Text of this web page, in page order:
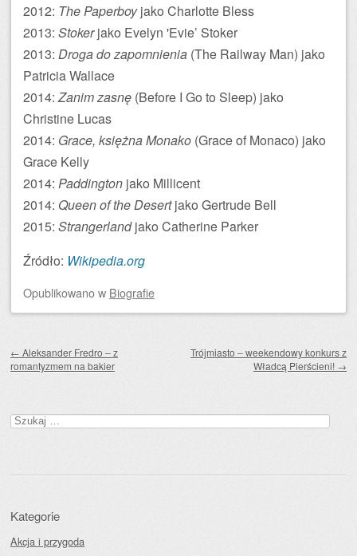
2012: The Paperboyjako Charlotte Bless
2013: Stokerjako Evelyn 'Evie’ Stoker
2013: Droga do zapomnienia (The Railway Man) jako
Patricia Wallace
2014:Zanim zasnę (Before I Go to Sleep) jako
Christine Lucas
2014: Grace, księżna Monako (Grace of Monaco) jako
Grace Kelly
2014: Paddington jako Millicent
2014: Queen of the Desertjako Gertrude Bell
2015: Strangerlandjako Catherine Parker
Źródło: Wikipedia.org
Opublikowanow Biografie
← Aleksander Fredro – z
romantyzmem na bakier
Trójmiasto – weekendowy konkurs z
Władcą Pierścieni! →
Szukaj:
Kategorie
Akcja i przygoda